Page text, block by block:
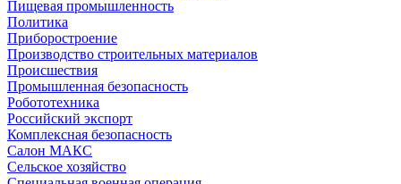
Пищевая промышленность
Политика
Приборостроение
Производство строительных материалов
Происшествия
Промышленная безопасность
Робототехника
Российский экспорт
Комплексная безопасность
Салон МАКС
Сельское хозяйство